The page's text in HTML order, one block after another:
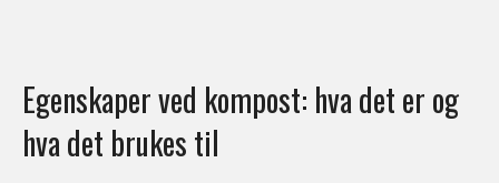
Egenskaper ved kompost: hva det er og
hva det brukes til